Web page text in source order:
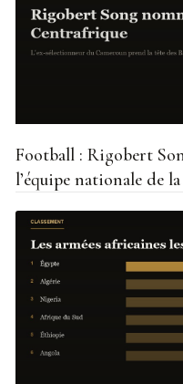
Football : Rigobert
l’équipe nationale de